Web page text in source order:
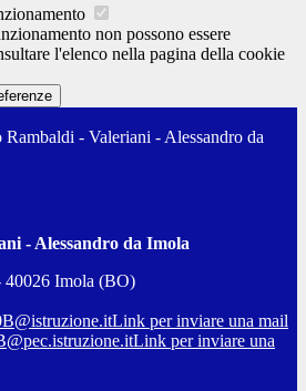
non possono essere
l'elenco nella pagina della cookie
Rambaldi - Valeriani - Alessandro da
- Alessandro da Imola
Imola (BO)
Link per inviare una mail
Link per inviare una